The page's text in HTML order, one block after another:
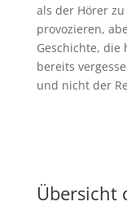
als der Hörer
provozieren,
Geschichte, die
bereits
und nicht der
Übersicht